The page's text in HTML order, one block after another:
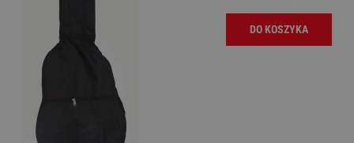
DO KOSZYKA